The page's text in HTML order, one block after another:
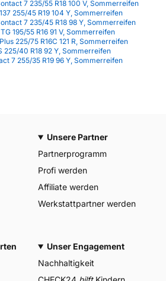
7 235/55 R18 100 V, Sommerreifen
255/45 R19 104 Y, Sommerreifen
7 235/45 R18 98 Y, Sommerreifen
195/55 R16 91 V, Sommerreifen
225/75 R16C 121 R, Sommerreifen
225/40 R18 92 Y, Sommerreifen
7 255/35 R19 96 Y, Sommerreifen
Unsere Partner
Partnerprogramm
Profi werden
Affiliate werden
Werkstattpartner werden
Unser Engagement
Nachhaltigkeit